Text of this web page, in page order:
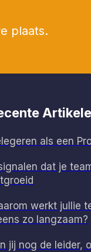
plaats.
als een
dat je
werkt jullie
zo langzaam?
jij nog de leider,